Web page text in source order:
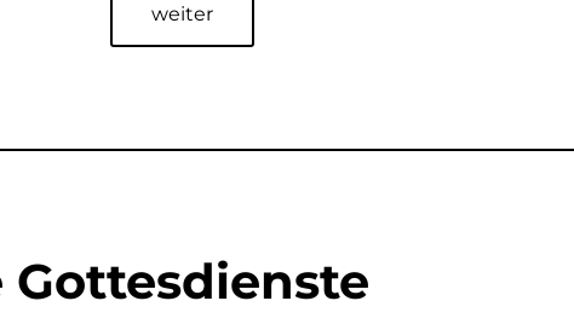
weiter